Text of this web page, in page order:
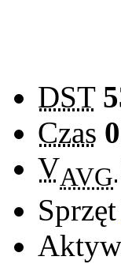
DST
Czas
VAVG
Sprzęt